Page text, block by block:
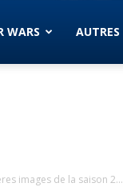
WARS AUTRES
images de la saison 2...